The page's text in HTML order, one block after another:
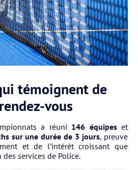
témoignent de
vous
a réuni 146 équipeset
sur une durée de 3 jours, preuve
et de l’intérêt croissant que
services de Police.